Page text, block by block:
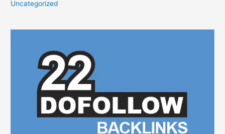
Uncategorized